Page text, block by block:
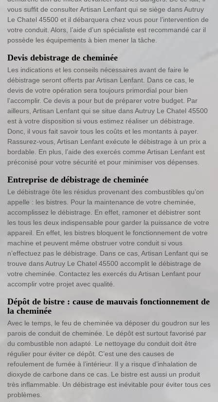
vous suffit de consulter Artisan Lenfant qui se siège dans Autruy
Le Chatel 45500 et il débarquera chez vous pour l’intervention de
votre conduit. Alors, l’aide d’un spécialiste est recommandé car il
possède les équipements à bien mener la tâche.
Devis debistrage de cheminée
Les indications et les conseils nécessaires avant de faire le
débistrage seront offerts par Artisan Lenfant. Dans ce cas, le
devis de votre opération sera toujours primordial pour bien
l’accomplir. Ce devis a pour but de préparer votre budget. Par
ailleurs, Artisan Lenfant qui se situe dans Autruy Le Chatel 45500
est à votre disposition si vous estimez réaliser un débistrage.
Donc, il vous fait savoir tous les coûts et les montants à payer.
Rassurez-vous, Artisan Lenfant exécute le débistrage à un prix a
bordable. En plus, l’aide des exercés comme Artisan Lenfant est
préconisé pour votre sécurité et pour minimiser vos dépenses.
Entreprise de débistrage de cheminée
Le débistrage ôte les résidus provenant des combustibles qu’on
appelle : les bistres. Pour la maintenance de votre cheminée,
accomplissez le débistrage. En effet, ramoner et débistrer sont
les tous les deux indispensable pour garder la puissance de votre
appareil. En effet, les bistres bloquent le fonctionnement de votre
machine et peuvent même obstruer votre conduit si vous
n’effectuez pas le débistrage. Dans ce cas, Artisan Lenfant qui se
trouve dans Autruy Le Chatel 45500 accomplit le débistrage de
votre cheminée. Contactez les exercés du Artisan Lenfant pour
accomplir votre projet avec qualité.
Dépôt de bistre : cause de mauvais fonctionnement de
la cheminée
Avec le temps, le feu de cheminée va déposer du goudron sur les
parois de conduit de cheminée. Le dépôt est surtout favorisé par
du combustible non adapté. Le nettoyage du conduit doit être
régulier pour éviter ce dépôt. C’est une des causes de
refoulement de fumée à l’intérieur. Il y a risque d’inhalation de
dioxyde de carbone dans ce cas. Le bistre est aussi un produit
très inflammable. Un débistrage est inévitable pour éviter tous ces
problèmes.